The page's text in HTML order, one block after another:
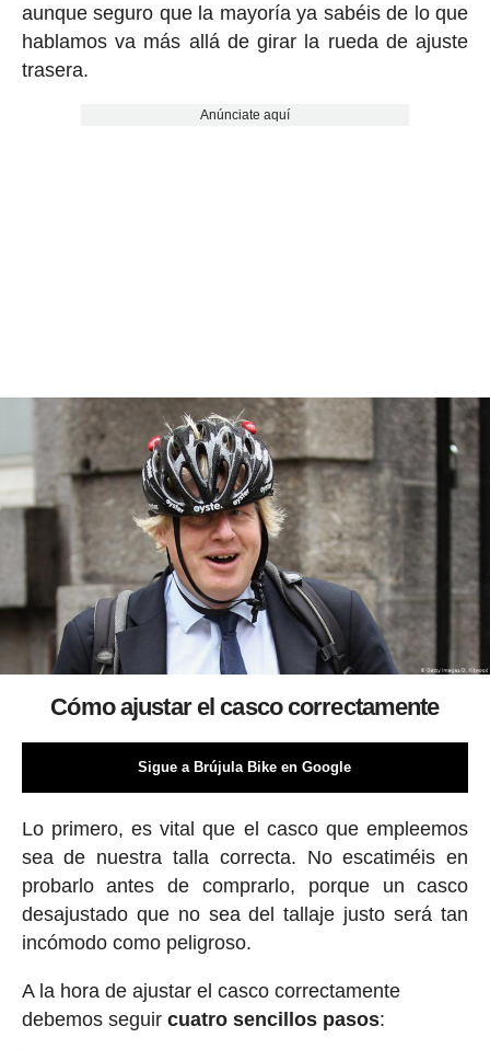
aunque seguro que la mayoría ya sabéis de lo que
hablamos va más allá de girar la rueda de ajuste
trasera.
Anúnciate aquí
Cómo ajustar el casco correctamente
Sigue a Brújula Bike en Google
Lo primero, es vital que el casco que empleemos
sea de nuestra talla correcta. No escatiméis en
probarlo antes de comprarlo, porque un casco
desajustado que no sea del tallaje justo será tan
incómodo como peligroso.
A la hora de ajustar el casco correctamente
debemos seguircuatro sencillos pasos: